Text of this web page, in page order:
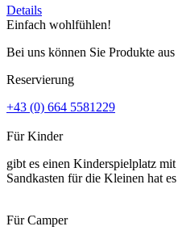
Details
Einfach wohlfühlen!
Bei uns können Sie Produkte
Reservierung
+43 (0) 664 5581229
Für Kinder
gibt es einen Kinderspielplatz
Sandkasten für die Kleinen hat
Für Camper